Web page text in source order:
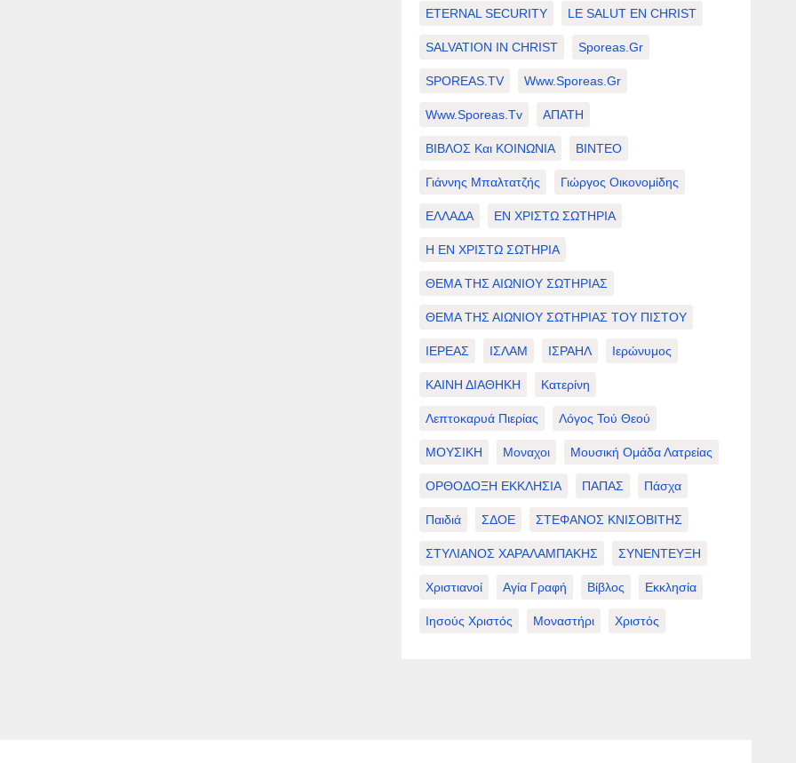
ETERNAL SECURITY LE SALUT EN CHRIST
SALVATION IN CHRIST Sporeas.gr
SPOREAS.TV Www.sporeas.gr
Www.sporeas.tv ΑΠΑΤΗ
ΒΙΒΛΟΣ Και ΚΟΙΝΩΝΙΑ ΒΙΝΤΕΟ
Γιάννης Μπαλτατζής Γιώργος Οικονομίδης
ΕΛΛΑΔΑ ΕΝ ΧΡΙΣΤΩ ΣΩΤΗΡΙΑ
Η ΕΝ ΧΡΙΣΤΩ ΣΩΤΗΡΙΑ
ΘΕΜΑ ΤΗΣ ΑΙΩΝΙΟΥ ΣΩΤΗΡΙΑΣ
ΘΕΜΑ ΤΗΣ ΑΙΩΝΙΟΥ ΣΩΤΗΡΙΑΣ ΤΟΥ ΠΙΣΤΟΥ
ΙΕΡΕΑΣ ΙΣΛΑΜ ΙΣΡΑΗΛ Ιερώνυμος
ΚΑΙΝΗ ΔΙΑΘΗΚΗ Κατερίνη
Λεπτοκαρυά Πιερίας Λόγος Τού Θεού
ΜΟΥΣΙΚΗ Μοναχοι Μουσική Ομάδα Λατρείας
ΟΡΘΟΔΟΞΗ ΕΚΚΛΗΣΙΑ ΠΑΠΑΣ Πάσχα
Παιδιά ΣΔΟΕ ΣΤΕΦΑΝΟΣ ΚΝΙΣΟΒΙΤΗΣ
ΣΤΥΛΙΑΝΟΣ ΧΑΡΑΛΑΜΠΑΚΗΣ ΣΥΝΕΝΤΕΥΞΗ
Χριστιανοί Αγία Γραφή Βίβλος Εκκλησία
Ιησούς Χριστός Μοναστήρι Χριστός